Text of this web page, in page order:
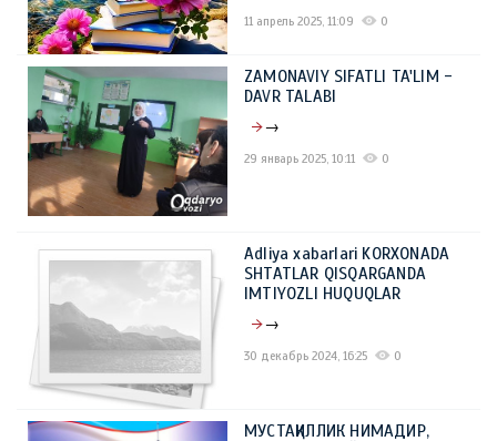
11 апрель 2025, 11:09 0
ZAMONAVIY SIFATLI TA'LIM -
DAVR TALABI
→
29 январь 2025, 10:11 0
Adliya xabarlari KORXONADA
SHTATLAR QISQARGANDA
IMTIYOZLI HUQUQLAR
→
30 декабрь 2024, 16:25 0
МУСТАҚИЛЛИК НИМАДИР,